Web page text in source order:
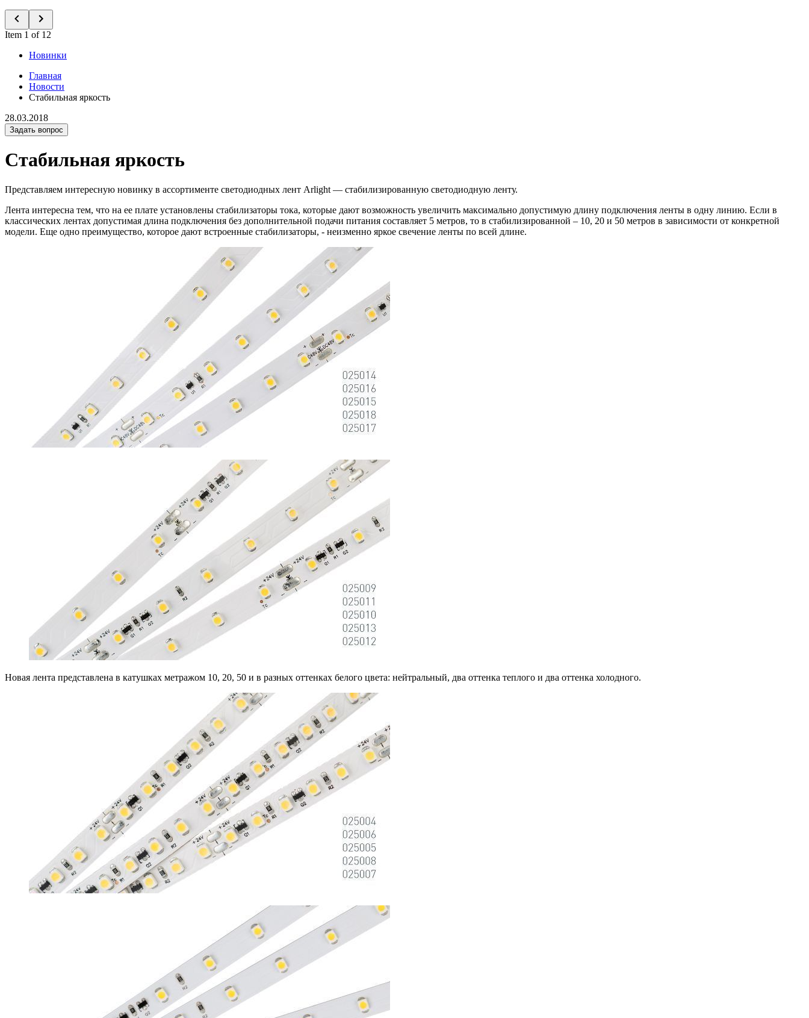
Item 1 of 12
Новинки
Главная
Новости
Стабильная яркость
28.03.2018
Задать вопрос
Стабильная яркость
Представляем интересную новинку в ассортименте светодиодных лент Arlight — стабилизированную светодиодную ленту.
Лента интересна тем, что на ее плате установлены стабилизаторы тока, которые дают возможность увеличить максимально допустимую длину подключения ленты в одну линию. Если в
классических лентах допустимая длина подключения без дополнительной подачи питания составляет 5 метров, то в стабилизированной – 10, 20 и 50 метров в зависимости от конкретной
модели. Еще одно преимущество, которое дают встроенные стабилизаторы, - неизменно яркое свечение ленты по всей длине.
Новая лента представлена в катушках метражом 10, 20, 50 и в разных оттенках белого цвета: нейтральный, два оттенка теплого и два оттенка холодного.